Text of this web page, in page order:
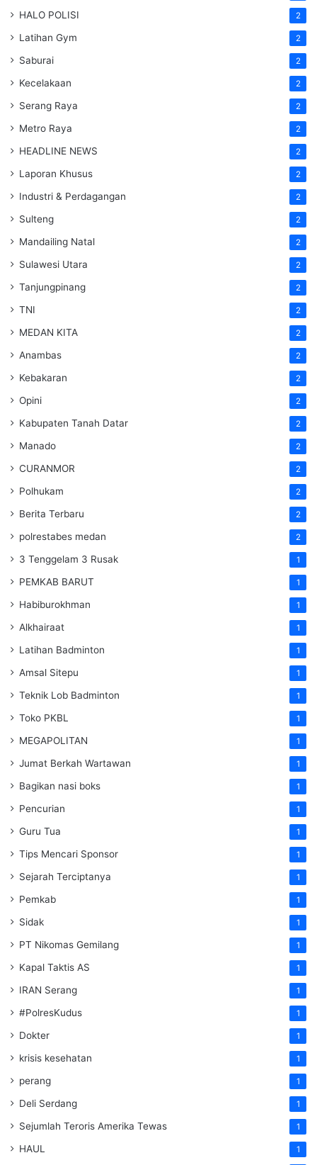
HALO POLISI 2
Latihan Gym 2
Saburai 2
Kecelakaan 2
Serang Raya 2
Metro Raya 2
HEADLINE NEWS 2
Laporan Khusus 2
Industri & Perdagangan 2
Sulteng 2
Mandailing Natal 2
Sulawesi Utara 2
Tanjungpinang 2
TNI 2
MEDAN KITA 2
Anambas 2
Kebakaran 2
Opini 2
Kabupaten Tanah Datar 2
Manado 2
CURANMOR 2
Polhukam 2
Berita Terbaru 2
polrestabes medan 2
3 Tenggelam 3 Rusak 1
PEMKAB BARUT 1
Habiburokhman 1
Alkhairaat 1
Latihan Badminton 1
Amsal Sitepu 1
Teknik Lob Badminton 1
Toko PKBL 1
MEGAPOLITAN 1
Jumat Berkah Wartawan 1
Bagikan nasi boks 1
Pencurian 1
Guru Tua 1
Tips Mencari Sponsor 1
Sejarah Terciptanya 1
Pemkab 1
Sidak 1
PT Nikomas Gemilang 1
Kapal Taktis AS 1
IRAN Serang 1
#PolresKudus 1
Dokter 1
krisis kesehatan 1
perang 1
Deli Serdang 1
Sejumlah Teroris Amerika Tewas 1
HAUL 1